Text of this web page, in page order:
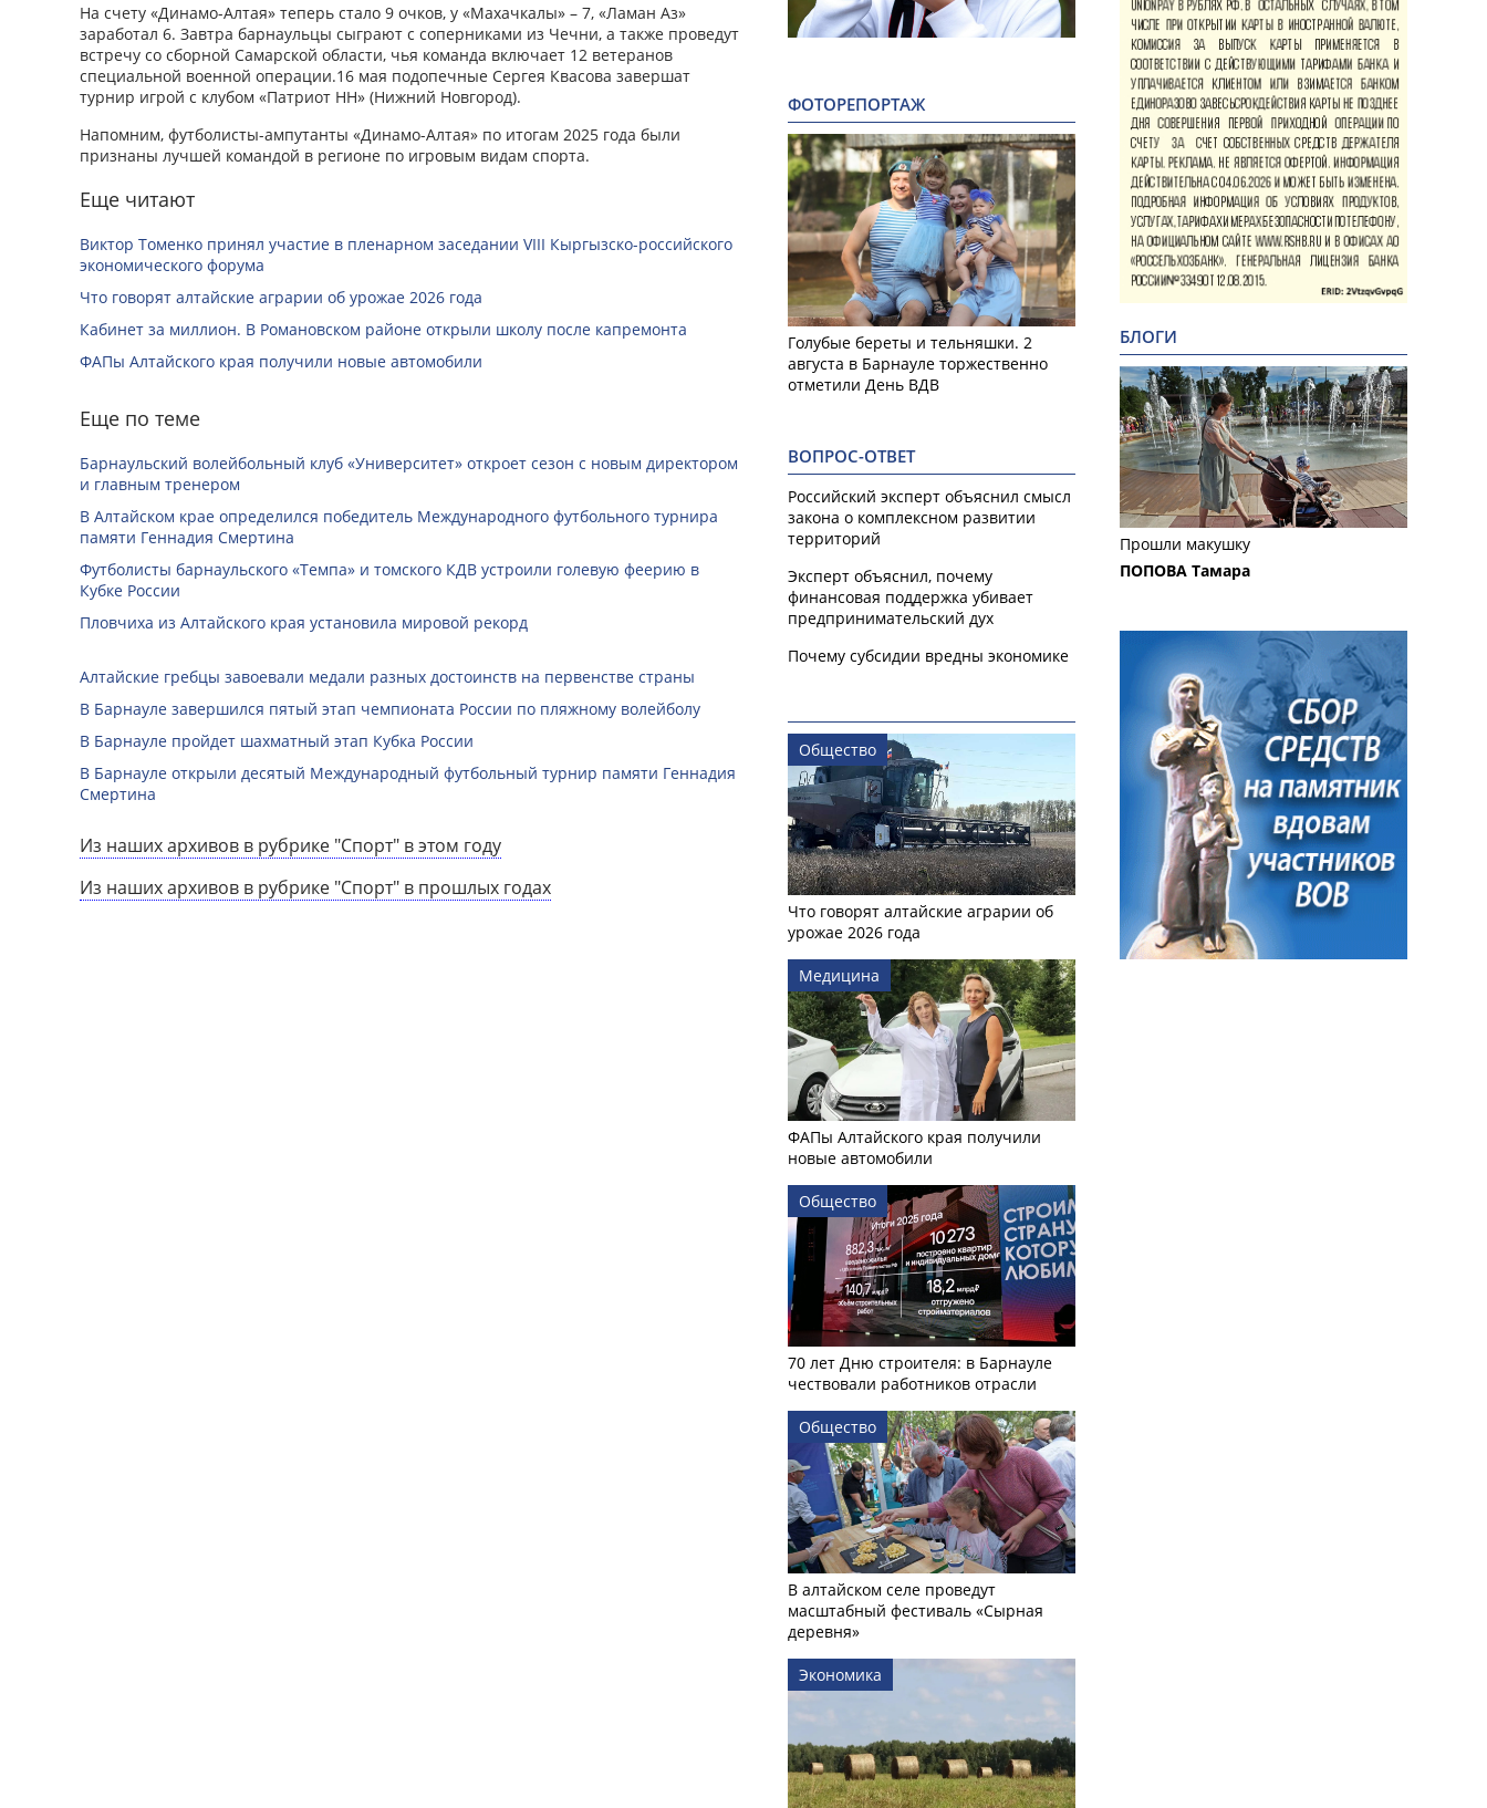
На счету «Динамо-Алтая» теперь стало 9 очков, у «Махачкалы» – 7, «Ламан Аз»
заработал 6. Завтра барнаульцы сыграют с соперниками из Чечни, а также проведут
встречу со сборной Самарской области, чья команда включает 12 ветеранов
специальной военной операции.16 мая подопечные Сергея Квасова завершат
турнир игрой с клубом «Патриот НН» (Нижний Новгород).
Напомним, футболисты-ампутанты «Динамо-Алтая» по итогам 2025 года были
признаны лучшей командой в регионе по игровым видам спорта.
Еще читают
Виктор Томенко принял участие в пленарном заседании VIII Кыргызско-российского
экономического форума
Что говорят алтайские аграрии об урожае 2026 года
Кабинет за миллион. В Романовском районе открыли школу после капремонта
ФАПы Алтайского края получили новые автомобили
Еще по теме
Барнаульский волейбольный клуб «Университет» откроет сезон с новым директором
и главным тренером
В Алтайском крае определился победитель Международного футбольного турнира
памяти Геннадия Смертина
Футболисты барнаульского «Темпа» и томского КДВ устроили голевую феерию в
Кубке России
Пловчиха из Алтайского края установила мировой рекорд
Алтайские гребцы завоевали медали разных достоинств на первенстве страны
В Барнауле завершился пятый этап чемпионата России по пляжному волейболу
В Барнауле пройдет шахматный этап Кубка России
В Барнауле открыли десятый Международный футбольный турнир памяти Геннадия
Смертина
Из наших архивов в рубрике "Спорт" в этом году
Из наших архивов в рубрике "Спорт" в прошлых годах
ФОТОРЕПОРТАЖ
Голубые береты и тельняшки. 2
августа в Барнауле торжественно
отметили День ВДВ
ВОПРОС-ОТВЕТ
Российский эксперт объяснил смысл
закона о комплексном развитии
территорий
Эксперт объяснил, почему
финансовая поддержка убивает
предпринимательский дух
Почему субсидии вредны экономике
Общество
Что говорят алтайские аграрии об
урожае 2026 года
Медицина
ФАПы Алтайского края получили
новые автомобили
Общество
70 лет Дню строителя: в Барнауле
чествовали работников отрасли
Общество
В алтайском селе проведут
масштабный фестиваль «Сырная
деревня»
Экономика
БЛОГИ
Прошли макушку
ПОПОВА Тамара